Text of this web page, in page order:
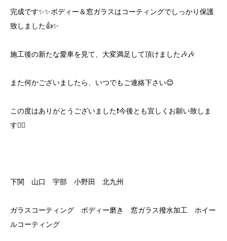
完成です✨✨ボディー＆窓ガラスはコーティングでしっかり保護
致しました👍✨
施工後の新たな愛車を見て、大変満足して頂けました🎶🎶
また何かございましたら、いつでもご連絡下さい😊
この度はありがとうございました❗️今後とも宜しくお願い致しま
す🙇‍♂️
下関 山口 宇部 小野田 北九州
ガラスコーティング ボディー磨き 窓ガラス撥水加工 ホイー
ルコーティング